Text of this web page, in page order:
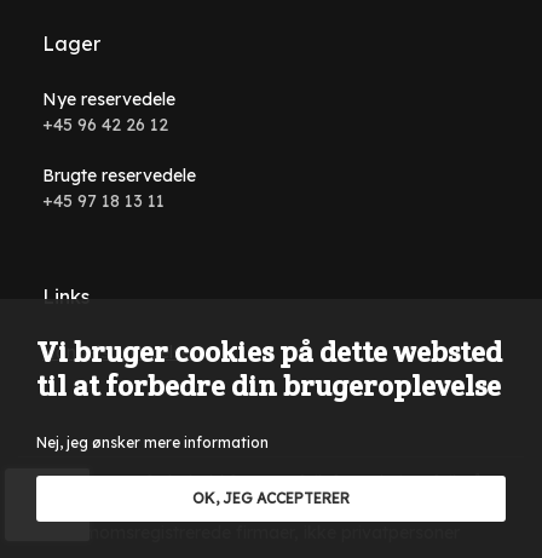
Lager
Nye reservedele
+45 96 42 26 12
Brugte reservedele
+45 97 18 13 11
Links
Handelsbetingelser
Der tages forbehold for tastefejl, formuleringsfejl på
hjemmesiden samt i al annonceringsmateriale. Kun salg til
Vi bruger cookies på dette websted
til at forbedre din brugeroplevelse
Nej, jeg ønsker mere information
OK, JEG ACCEPTERER